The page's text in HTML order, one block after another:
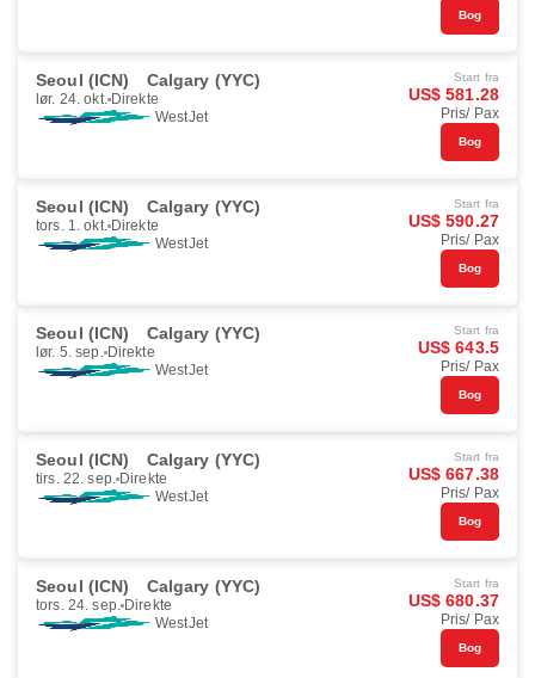
Bog
Seoul (ICN) Calgary (YYC)
lør. 24. okt. Direkte
WestJet
Start fra
US$ 581.28
Pris/ Pax
Bog
Seoul (ICN) Calgary (YYC)
tors. 1. okt. Direkte
WestJet
Start fra
US$ 590.27
Pris/ Pax
Bog
Seoul (ICN) Calgary (YYC)
lør. 5. sep. Direkte
WestJet
Start fra
US$ 643.5
Pris/ Pax
Bog
Seoul (ICN) Calgary (YYC)
tirs. 22. sep. Direkte
WestJet
Start fra
US$ 667.38
Pris/ Pax
Bog
Seoul (ICN) Calgary (YYC)
tors. 24. sep. Direkte
WestJet
Start fra
US$ 680.37
Pris/ Pax
Bog